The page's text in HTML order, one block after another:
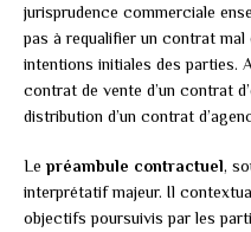
jurisprudence commerciale
pas à requalifier un contrat
intentions initiales des parties.
contrat de vente d’un contrat
distribution d’un contrat
Le préambule contractuel,
interprétatif majeur. Il
objectifs poursuivis par les